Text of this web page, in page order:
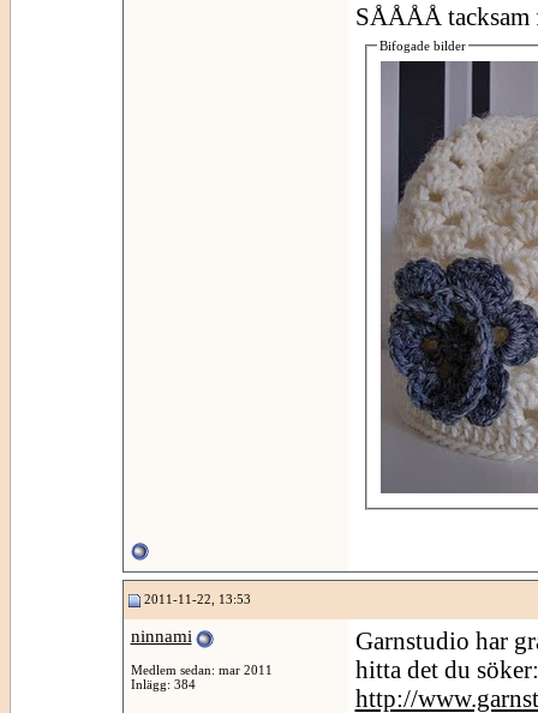
SÅÅÅÅ tacksam
Bifogade bilder
2011-11-22, 13:53
ninnami
Medlem sedan: mar 2011
Inlägg: 384
Garnstudio har
hitta det du söker:
http://